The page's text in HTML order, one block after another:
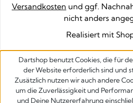
Versandkosten und ggf.
nicht anders
Realisiert mit
Dartshop benutzt Cookies, die für
der Website erforderlich sind und
Zusätzlich nutzen wir auch andere
um die Zuverlässigkeit und
und Deine Nutzererfahrung